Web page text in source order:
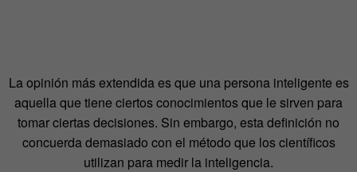
La opinión más extendida es que una persona inteligente es
aquella que tiene ciertos conocimientos que le sirven para
tomar ciertas decisiones. Sin embargo, esta definición no
concuerda demasiado con el método que los científicos
utilizan para medir la inteligencia.